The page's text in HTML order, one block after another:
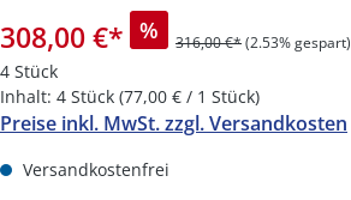
308,00 €* % 316,00 €*(2.53% gespart)
4 Stück
Inhalt: 4 Stück (77,00 € / 1 Stück)
Preise inkl. MwSt. zzgl. Versandkosten
Versandkostenfrei